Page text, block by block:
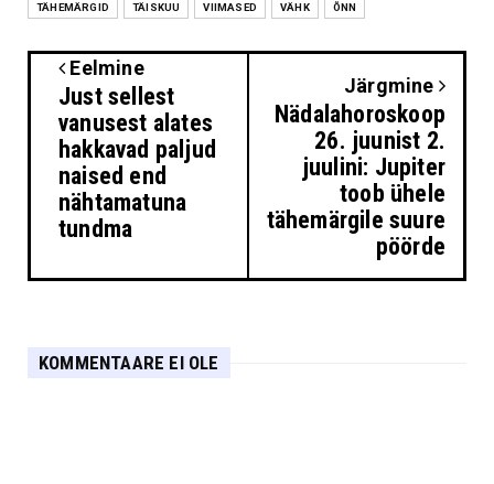
TÄHEMÄRGID TÄISKUU VIIMASED VÄHK ÕNN
Eelmine
Just sellest
vanusest alates
hakkavad paljud
naised end
nähtamatuna
tundma
Järgmine
Nädalahoroskoop
26. juunist 2.
juulini: Jupiter
toob ühele
tähemärgile suure
pöörde
KOMMENTAARE EI OLE